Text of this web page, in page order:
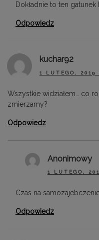
Dokładnie to ten
Odpowiedz
kuchar92
1 LUTEGO, 2019
Wszystkie widziałem… co
zmierzamy?
Odpowiedz
Anonimowy
1 LUTEGO,
Czas na
Odpowiedz